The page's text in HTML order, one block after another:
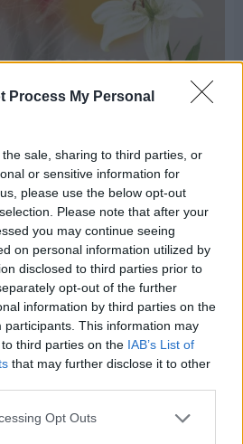
Process My Personal
sale, sharing to third parties, or
or sensitive information for
please use the below opt-out
Please note that after your
you may continue seeing
on personal information utilized by
disclosed to third parties prior to
opt-out of the further
information by third parties on the
participants. This information may
third parties on the IAB’s List of
that may further disclose it to other
Opt Outs
με μεγάλο